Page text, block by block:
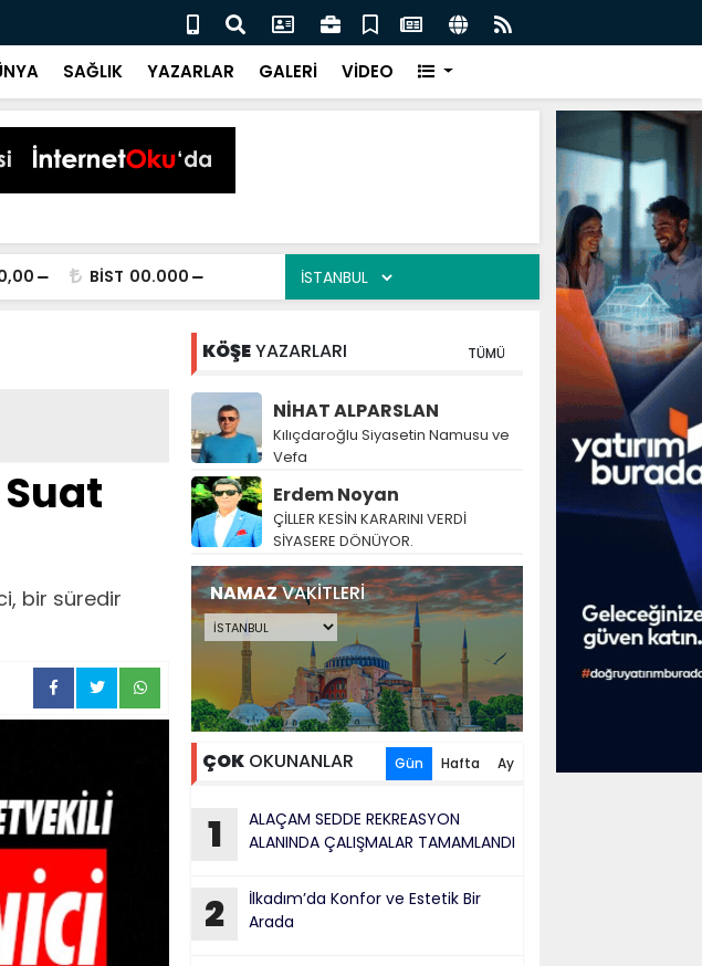
Samsunspor, Polonyalı Stoper Igor Drapinski'yi Kadrosuna Kattı
SAĞLIK YAZARLAR GALERİ VİDEO
BİST 00.000
bir süredir
KÖŞEYAZARLARI TÜMÜ
NİHAT ALPARSLAN
Kılıçdaroğlu Siyasetin Namusu ve
Vefa
Erdem Noyan
ÇİLLER KESİN KARARINI VERDİ
SİYASERE DÖNÜYOR.
NAMAZVAKİTLERİ
ÇOK OKUNANLAR Gün Hafta Ay
1
ALAÇAM SEDDE REKREASYON
ALANINDA ÇALIŞMALAR TAMAMLANDI
2
İlkadım’da Konfor ve Estetik Bir
Arada